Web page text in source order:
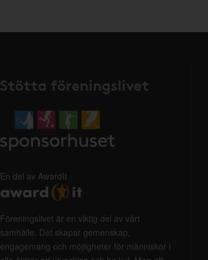
Stötta föreningslivet
En del av AwardIt
Föreningslivet är en viktig del av vårt
samhälle. Det skapar gemenskap,
engagemang och möjligheter för människor i